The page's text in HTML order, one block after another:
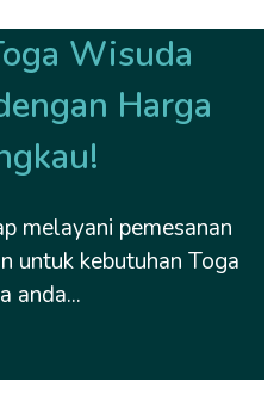
Wisuda
Harga
melayani pemesanan
untuk kebutuhan Toga
anda...